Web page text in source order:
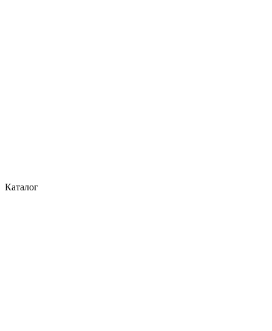
Каталог